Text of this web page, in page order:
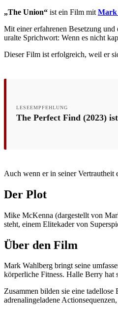
„The Union“ ist ein Film mit Mark
Mit einer erfahrenen Besetzung
uralte Sprichwort: Wenn es nicht
Dieser Film ist erfolgreich, weil er
LESEEMPFEHLUNG
The Perfect Find (2023)
Auch wenn er in seiner Vertrautheit
Der Plot
Mike McKenna (dargestellt von
steht, einem Elitekader von
Über den Film
Mark Wahlberg bringt seine
körperliche Fitness. Halle Berry hat
Zusammen bilden sie eine
adrenalingeladene